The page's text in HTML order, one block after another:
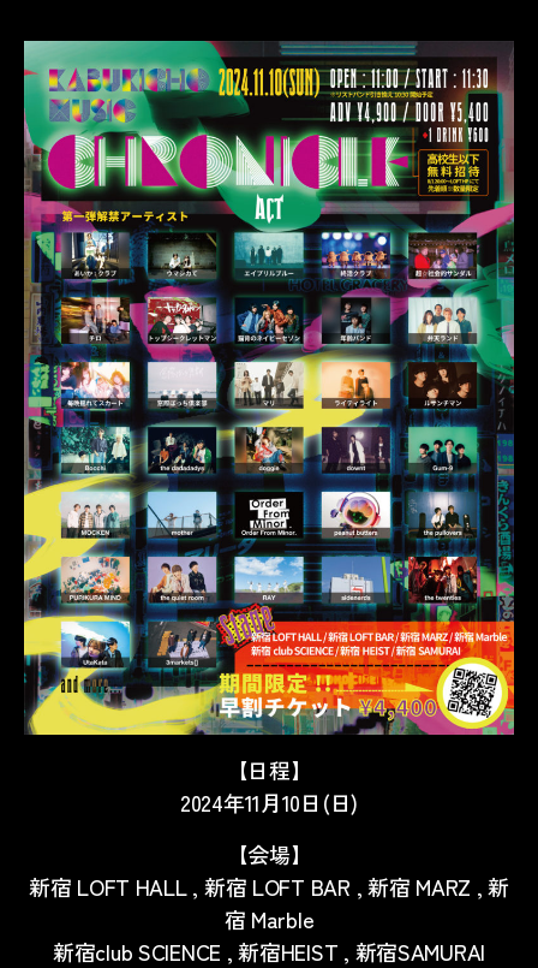
【日程】
2024年11月10日(日)
【会場】
新宿 LOFT HALL , 新宿 LOFT BAR , 新宿 MARZ , 新
宿 Marble
新宿club SCIENCE , 新宿HEIST , 新宿SAMURAI